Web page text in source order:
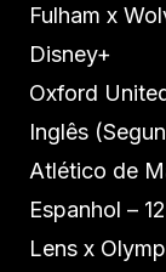
Fulham x
Disney+
Oxford
Inglês
Atlético de
Espanhol –
Lens x